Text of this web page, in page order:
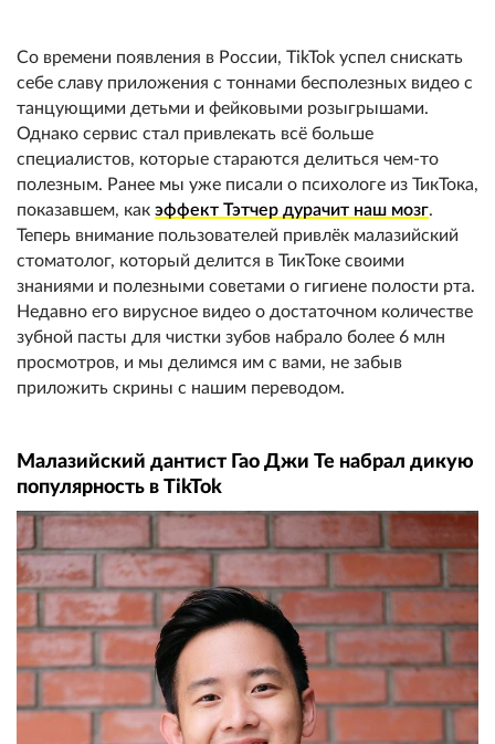
Со времени появления в России, TikTok успел снискать
себе славу приложения с тоннами бесполезных видео с
танцующими детьми и фейковыми розыгрышами.
Однако сервис стал привлекать всё больше
специалистов, которые стараются делиться чем-то
полезным. Ранее мы уже писали о психологе из ТикТока,
показавшем, как эффект Тэтчер дурачит наш мозг.
Теперь внимание пользователей привлёк малазийский
стоматолог, который делится в ТикТоке своими
знаниями и полезными советами о гигиене полости рта.
Недавно его вирусное видео о достаточном количестве
зубной пасты для чистки зубов набрало более 6 млн
просмотров, и мы делимся им с вами, не забыв
приложить скрины с нашим переводом.
Малазийский дантист Гао Джи Те набрал дикую
популярность в TikTok